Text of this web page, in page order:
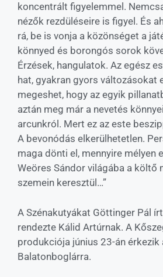
koncentrált figyelemmel.
nézők rezdüléseire is figyel. És
rá, be is vonja a közönséget a
könnyed és borongós sorok
Érzések, hangulatok. Az egész
hat, gyakran gyors változásokat
megeshet, hogy az egyik
aztán meg már a nevetés
arcunkról. Mert ez az este
A bevonódás elkerülhetetlen.
maga dönti el, mennyire mélyen
Weöres Sándor világába a költő
szemein keresztül…”
A Szénakutyákat Göttinger Pál
rendezte Kálid Artúrnak. A
produkciója június 23-án
Balatonboglárra.